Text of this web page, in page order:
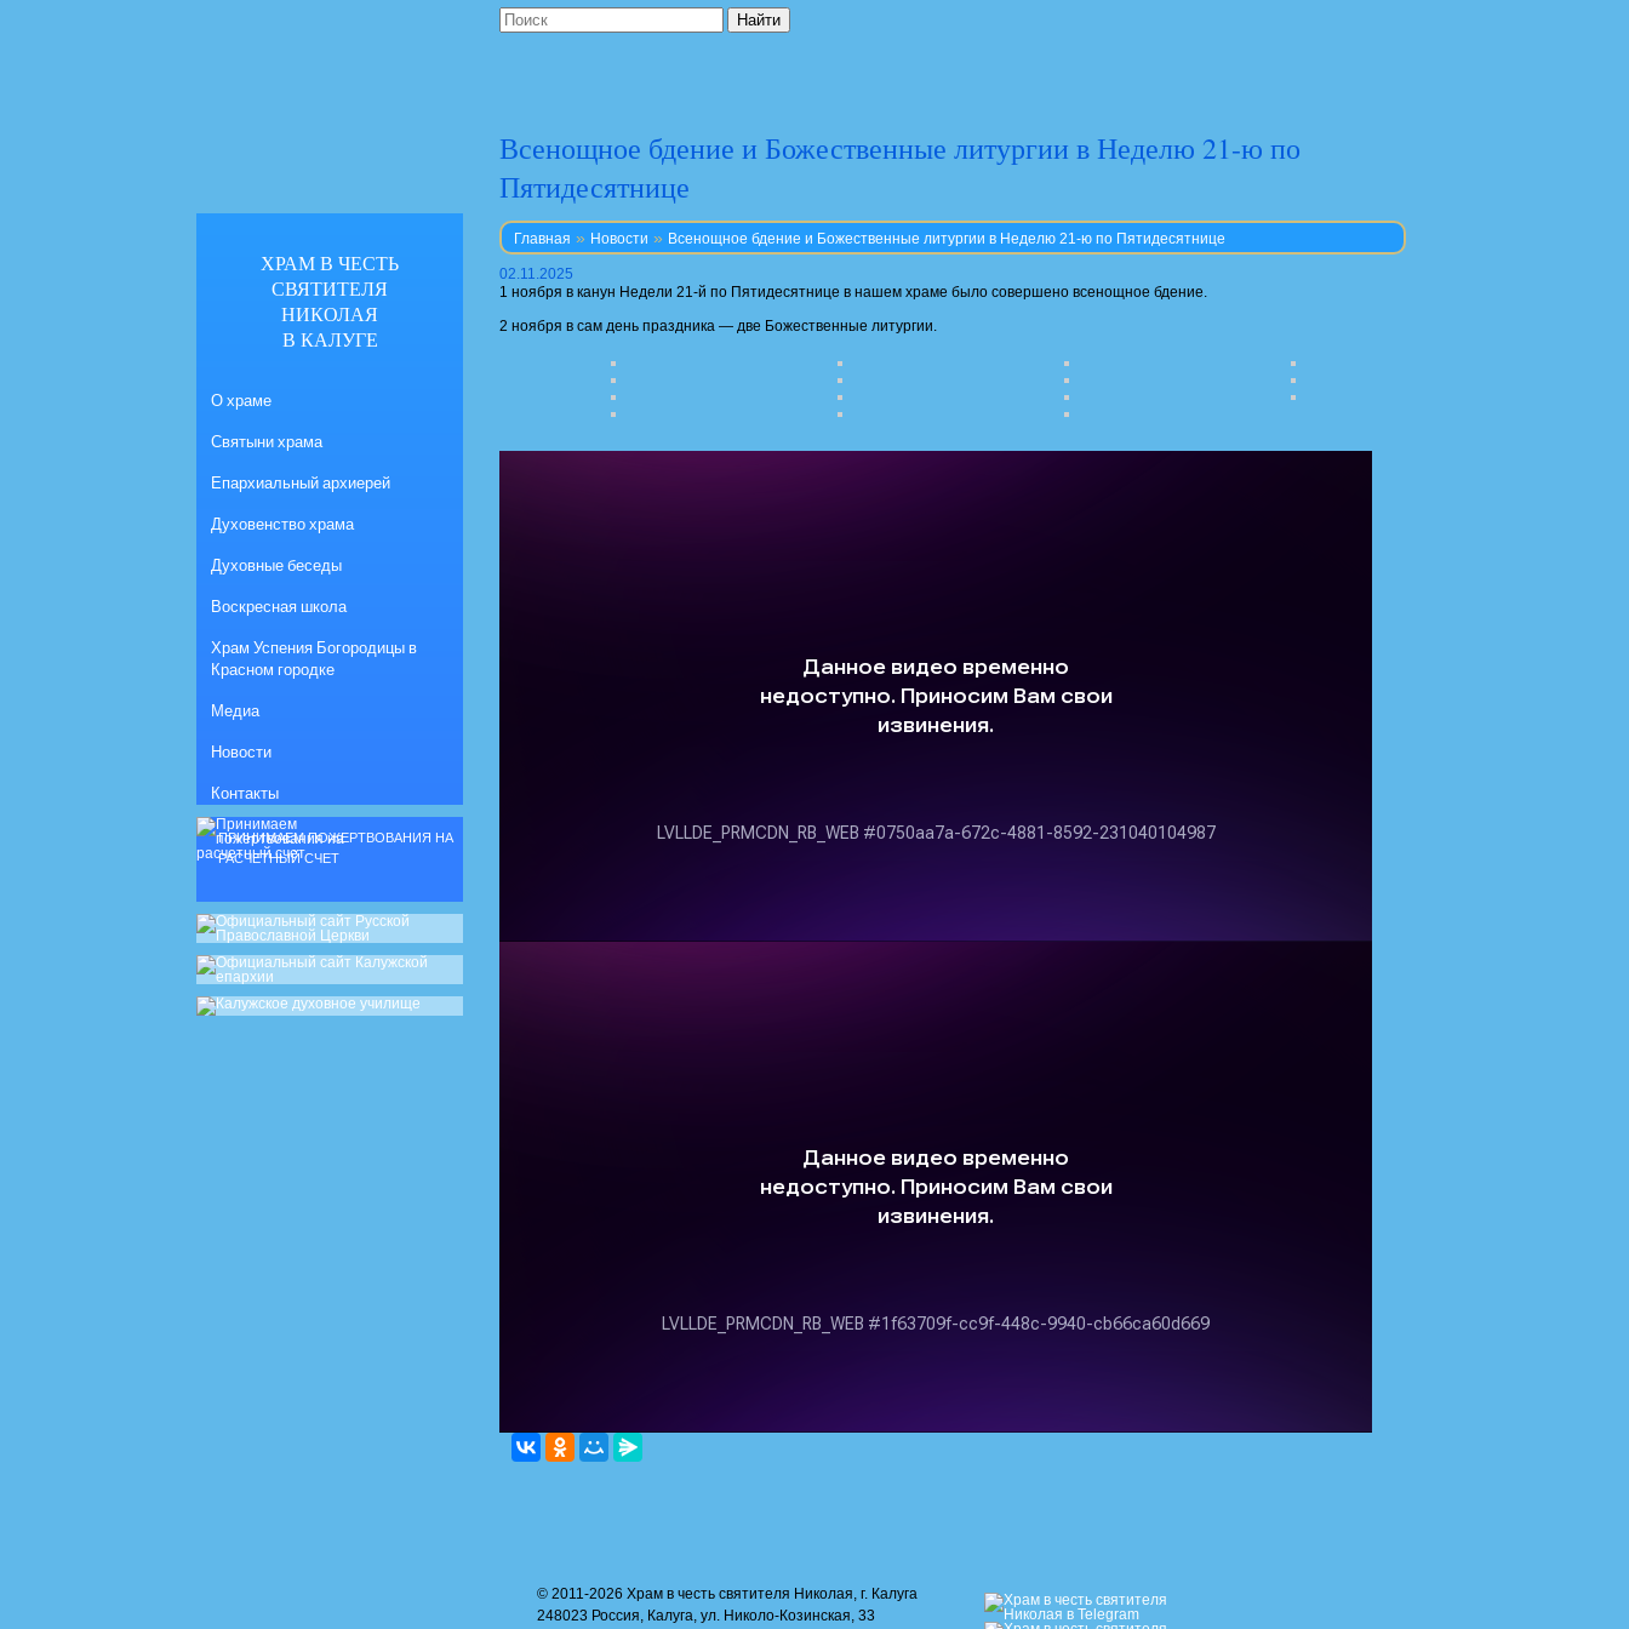
Всенощное бдение и Божественные литургии в Неделю 21-ю по
Пятидесятнице
Главная » Новости » Всенощное бдение и Божественные литургии в Неделю 21-ю по Пятидесятнице
02.11.2025
1 ноября в канун Недели 21-й по Пятидесятнице в нашем храме было совершено всенощное бдение.
2 ноября в сам день праздника — две Божественные литургии.
ХРАМ В ЧЕСТЬ
СВЯТИТЕЛЯ
НИКОЛАЯ
В КАЛУГЕ
О храме
Святыни храма
Епархиальный архиерей
Духовенство храма
Духовные беседы
Воскресная школа
Храм Успения Богородицы в
Красном городке
Медиа
Новости
Контакты
ПРИНИМАЕМ ПОЖЕРТВОВАНИЯ НА
РАСЧЕТНЫЙ СЧЕТ
© 2011-2026 Храм в честь святителя Николая, г. Калуга
248023 Россия, Калуга, ул. Николо-Козинская, 33